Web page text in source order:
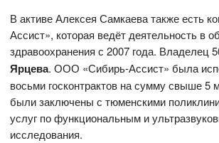
В активе Алексея Самкаева также есть
Ассист», которая ведёт деятельность в
здравоохранения с 2007 года. Владелец
Ярцева. ООО «Сибирь-Ассист» была
восьми госконтрактов на сумму свыше 5
были заключены с тюменскими
услуг по функциональным и
исследования.